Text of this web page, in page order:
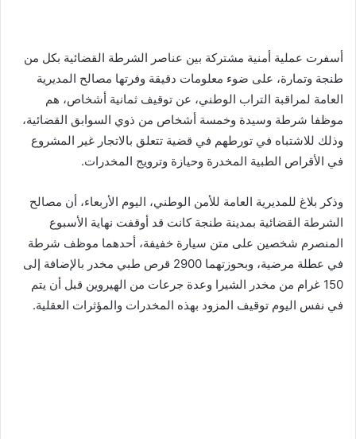
أسفرت عملية أمنية مشتركة بين عناصر الشرطة القضائية بكل من
طنجة وتمارة، على ضوء معلومات دقيقة وفرتها مصالح المديرية
العامة لمراقبة التراب الوطني، عن توقيف ثمانية أشخاص، هم
موظفا شرطة وسيدة وخمسة أشخاص من ذوي السوابق القضائية،
وذلك للاشتباه في تورطهم في قضية تتعلق بالاتجار غير المشروع
في الأقراص الطبية المخدرة وحيازة وترويج المخدرات.
وذكر بلاغ للمديرية العامة للأمن الوطني، اليوم الأربعاء، أن مصالح
الشرطة القضائية بمدينة طنجة كانت قد أوقفت نهاية الأسبوع
المنصرم شخصين على متن سيارة خفيفة، أحدهما موظف شرطة
في عطلة مرضية، وبحوزتهما 2900 قرص طبي مخدر بالإضافة إلى
150 غرام من مخدر الشيرا وعدة جرعات من الهيروين قبل أن يتم
في نفس اليوم توقيف المزود بهذه المخدرات والمؤثرات العقلية.